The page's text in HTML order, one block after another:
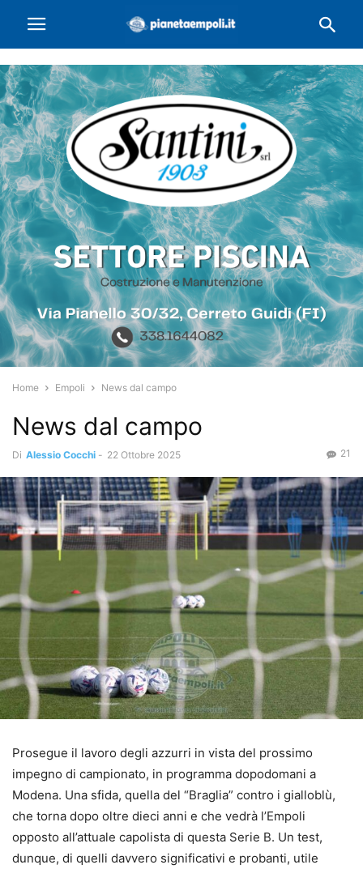
Home Empoli News dal campo
News dal campo
Di Alessio Cocchi - 22 Ottobre 2025 21
Prosegue il lavoro degli azzurri in vista del prossimo
impegno di campionato, in programma dopodomani a
Modena. Una sfida, quella del “Braglia” contro i gialloblù,
che torna dopo oltre dieci anni e che vedrà l’Empoli
opposto all’attuale capolista di questa Serie B. Un test,
dunque, di quelli davvero significativi e probanti, utile